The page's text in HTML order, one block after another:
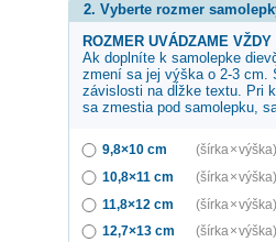
2. Vyberte rozmer
ROZMER UVÁDZAME
Ak doplníte k samolepke
zmení sa jej výška o 2-3 cm.
závislosti na dĺžke textu. Pri
sa zmestia pod samolepku,
9,8×10 cm (šírka × výška)
10,8×11 cm
(šírka × výška)
11,8×12 cm
(šírka × výška)
12,7×13 cm
(šírka × výška)